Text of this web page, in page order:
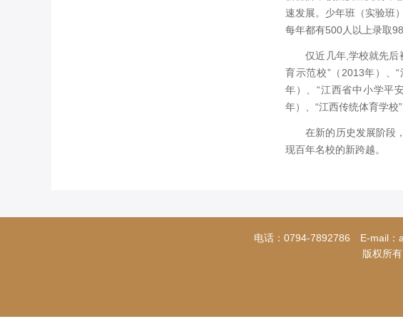
速发展。少年班（实验班
每年都有500人以上录取
仅近几年,学校就先后被
育示范校”（2013年）、
年）、“江西省中小学平
年）、“江西传统体育学校
在新的历史发展阶段，
现百年名校的新跨越。
电话：0794-7892786 E-mail
版权所